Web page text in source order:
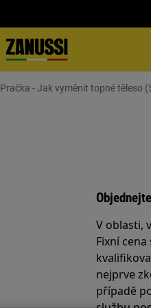
Pračka - Jak vyměnit topné těleso
V oblasti,
Fixní
nejprve
případě